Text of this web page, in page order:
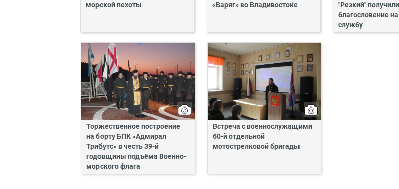
морской пехоты
«Варяг» во Владивостоке
"Резкий" получили
благословение
службу
Торжественное построение
на борту БПК «Адмирал
Трибутс» в честь 39-й
годовщины подъёма Военно-
морского флага
Встреча с военнослужащими
60-й отдельной
мотострелковой бригады